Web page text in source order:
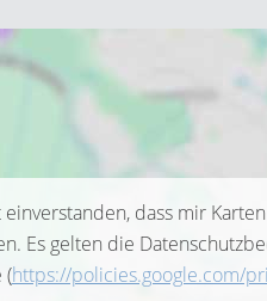
dass mir
Es gelten die
(https://policies.google.com/